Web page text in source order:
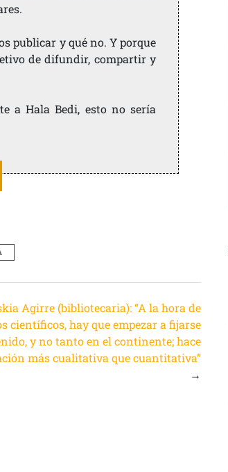
publicar y qué no. Y porque
de difundir, compartir y
a Hala Bedi, esto no sería
Agirre (bibliotecaria): “A la hora de
científicos, hay que empezar a fijarse
y no tanto en el continente; hace
más cualitativa que cuantitativa”
→